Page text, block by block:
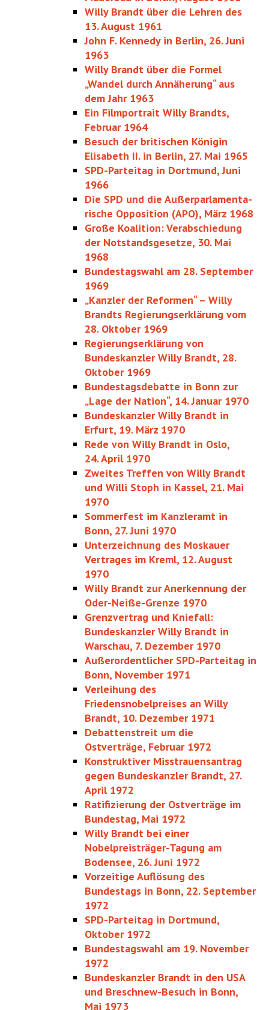
Willy Brandt über die Lehren des
13. August 1961
John F. Kennedy in Berlin, 26. Juni
1963
Willy Brandt über die Formel
„Wandel durch Annäherung“ aus
dem Jahr 1963
Ein Filmportrait Willy Brandts,
Februar 1964
Besuch der britischen Königin
Elisabeth II. in Berlin, 27. Mai 1965
SPD-Parteitag in Dortmund, Juni
1966
Die SPD und die Außerparlamenta­
rische Opposition (APO), März 1968
Große Koalition: Verabschiedung
der Notstandsgesetze, 30. Mai
1968
Bundestagswahl am 28. September
1969
„Kanzler der Reformen“ – Willy
Brandts Regierungserklärung vom
28. Oktober 1969
Regierungserklärung von
Bundeskanzler Willy Brandt, 28.
Oktober 1969
Bundestagsdebatte in Bonn zur
„Lage der Nation“, 14. Januar 1970
Bundeskanzler Willy Brandt in
Erfurt, 19. März 1970
Rede von Willy Brandt in Oslo,
24. April 1970
Zweites Treffen von Willy Brandt
und Willi Stoph in Kassel, 21. Mai
1970
Sommerfest im Kanzleramt in
Bonn, 27. Juni 1970
Unterzeichnung des Moskauer
Vertrages im Kreml, 12. August
1970
Willy Brandt zur Anerkennung der
Oder-Neiße-Grenze 1970
Grenzvertrag und Kniefall:
Bundeskanzler Willy Brandt in
Warschau, 7. Dezember 1970
Außerordentlicher SPD-Parteitag in
Bonn, November 1971
Verleihung des
Friedensnobelpreises an Willy
Brandt, 10. Dezember 1971
Debattenstreit um die
Ostverträge, Februar 1972
Konstruktiver Misstrauensantrag
gegen Bundeskanzler Brandt, 27.
April 1972
Ratifizierung der Ostverträge im
Bundestag, Mai 1972
Willy Brandt bei einer
Nobelpreisträger-Tagung am
Bodensee, 26. Juni 1972
Vorzeitige Auflösung des
Bundestags in Bonn, 22. September
1972
SPD-Parteitag in Dortmund,
Oktober 1972
Bundestagswahl am 19. November
1972
Bundeskanzler Brandt in den USA
und Breschnew-Besuch in Bonn,
Mai 1973